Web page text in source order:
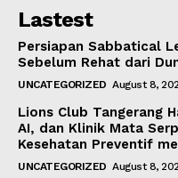
Lastest
Persiapan Sabbatical
Sebelum Rehat dari
UNCATEGORIZED August 8,
Lions Club Tangerang
AI, dan Klinik Mata
Kesehatan Preventif
UNCATEGORIZED August 8,